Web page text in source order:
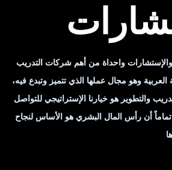
واحداة من أهم شركات التدريب
وهو مجال عملها الذي تتميز وتبدع فيه،
والتطوير هو خيارنا الإستراتيجي للتواصل
تماماً أن رأس المال البشري هو الأساس لنجاح